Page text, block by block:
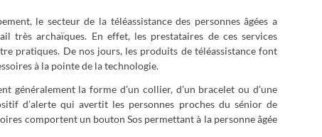
le secteur de la téléassistance des personnes âgées a
très archaïques. En effet, les prestataires de ces services
pratiques. De nos jours, les produits de téléassistance font
à la pointe de la technologie.
généralement la forme d’un collier, d’un bracelet ou d’une
d’alerte qui avertit les personnes proches du sénior de
comportent un bouton Sos permettant à la personne âgée